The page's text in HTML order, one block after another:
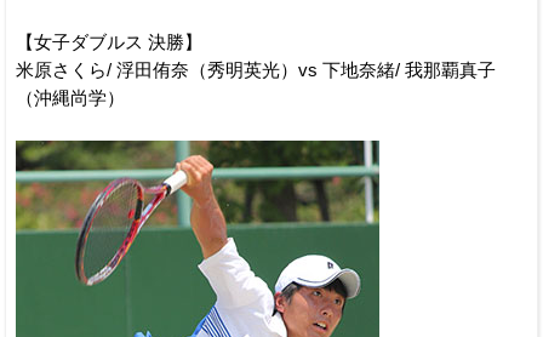
【女子ダブルス 決勝】
米原さくら/ 浮田侑奈（秀明英光）vs 下地奈緒/ 我那覇真子
（沖縄尚学）